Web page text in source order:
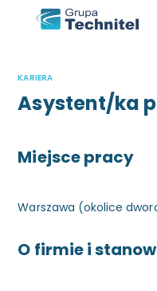
KARIERA
Asystent/ka
Miejsce pracy
Warszawa (okolice
O firmie i